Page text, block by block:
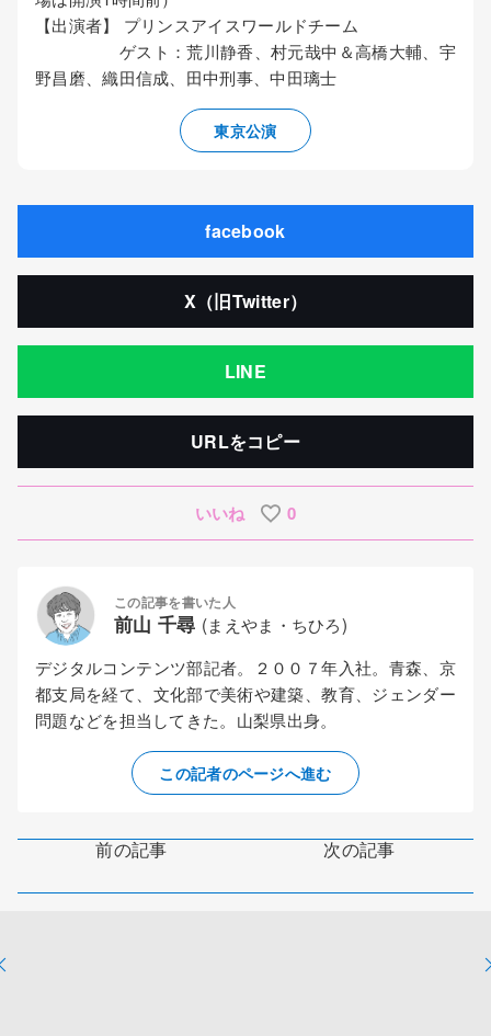
【出演者】 プリンスアイスワールドチーム
ゲスト：荒川静香、村元哉中＆高橋大輔、宇
野昌磨、織田信成、田中刑事、中田璃士
東京公演
facebook
X（旧Twitter）
LINE
URLをコピー
いいね 0
この記事を書いた人
前山 千尋 (まえやま・ちひろ)
デジタルコンテンツ部記者。２００７年入社。青森、京
都支局を経て、文化部で美術や建築、教育、ジェンダー
問題などを担当してきた。山梨県出身。
この記者のページへ進む
前の記事 次の記事